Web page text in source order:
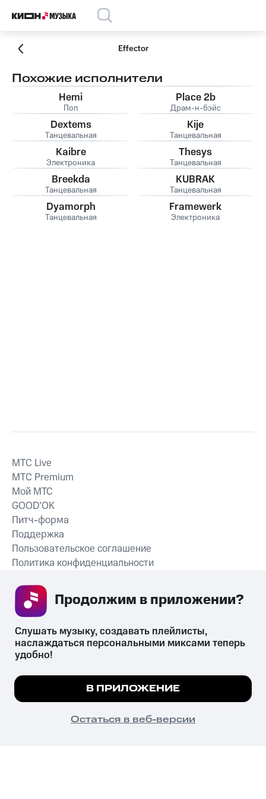
Effector
Похожие исполнители
Hemi
Поп
Place 2b
Драм-н-бэйс
Dextems
Танцевальная
Kije
Танцевальная
Kaibre
Электроника
Thesys
Танцевальная
Breekda
Танцевальная
KUBRAK
Танцевальная
Dyamorph
Танцевальная
Framewerk
Электроника
СКАЧАТЬ ПРИЛОЖЕНИЕ
MTС Live
MTС Premium
Мой МТС
GOOD’OK
Питч-форма
Поддержка
Пользовательское соглашение
Политика конфиденциальности
психотропных веществ, их аналогов причиняет вред здоровью,
их незаконный оборот запрещён и влечёт установленную
законодательством ответственность.
© 2026 ООО «КИОН».
Все права защищены
Мы используем куки, чтобы на сайте все
Подробнее
ПОНЯТНО
Слушать музыку, создавать плейлисты,
наслаждаться персональными миксами теперь
удобно!
В ПРИЛОЖЕНИЕ
Остаться в веб-версии